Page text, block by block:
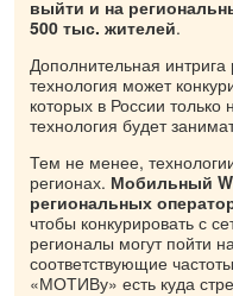
выйти и на
500 тыс. жителей.
Дополнительная
технология может
которых в России
технология будет
Тем не менее,
регионах. Мобильный
региональных
чтобы конкурировать с
регионалы могут пойти
соответствующие
«МОТИВу» есть куда